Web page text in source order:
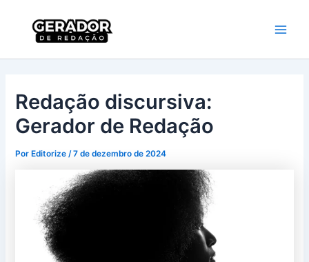
conteúdo
Redação discursiva:
Gerador de Redação
Por Editorize/7 de dezembro de 2024